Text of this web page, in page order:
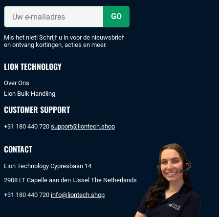
iDeal
of
bankoverschrijving.
Uw
mailadres
Mis het niet! Schrijf u in voor de nieuwsbrief
en ontvang kortingen, acties en meer.
LION TECHNOLOGY
Over Ons
Lion Bulk Handling
CUSTOMER SUPPORT
+31 180 440 720 support@liontech.shop
CONTACT
Lion Technology Cypresbaan 14
2908 LT Capelle aan den IJssel The Netherlands
+31 180 440 720 info@liontech.shop